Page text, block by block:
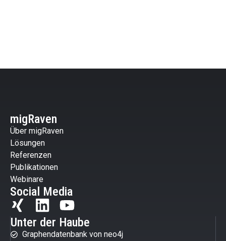
migRaven
Über migRaven
Lösungen
Referenzen
Publikationen
Webinare
Social Media
Unter der Haube
Graphendatenbank von neo4j